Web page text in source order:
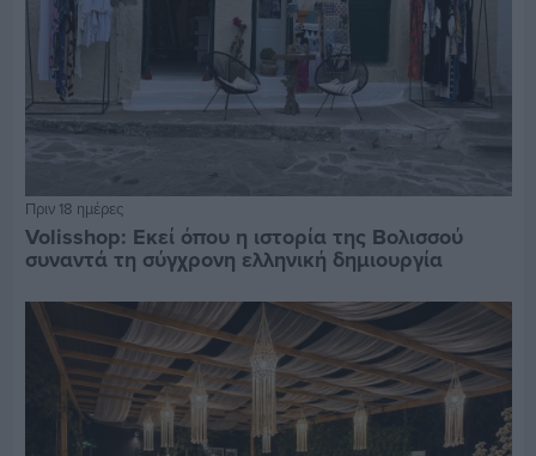
Πριν 18 ημέρες
Volisshop: Εκεί όπου η ιστορία της Βολισσού
συναντά τη σύγχρονη ελληνική δημιουργία